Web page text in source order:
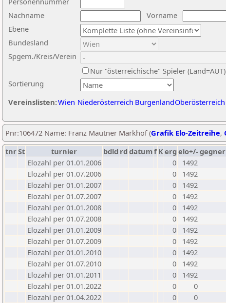
Nachname
Vorname
Ebene
Sortierung
Bundesland
Spgem./Kreis/Verein
Nur "österreichische" Spieler (Land=AUT)
Vereinslisten:Wien Niederösterreich BurgenlandOberösterreich
Pnr:106472 Name: Franz Mautner Markhof (Grafik Elo-Zeitreihe,
tnrSt turnier bdld rd datumf Kerg elo+/-gegner
Elozahl per 01.01.2006
0
1492
Elozahl per 01.07.2006
0
1492
Elozahl per 01.01.2007
0
1492
Elozahl per 01.07.2007
0
1492
Elozahl per 01.01.2008
0
1492
Elozahl per 01.07.2008
0
1492
Elozahl per 01.01.2009
0
1492
Elozahl per 01.07.2009
0
1492
Elozahl per 01.01.2010
0
1492
Elozahl per 01.07.2010
0
1492
Elozahl per 01.01.2011
0
1492
Elozahl per 01.01.2022
0
0
Elozahl per 01.04.2022
0
0